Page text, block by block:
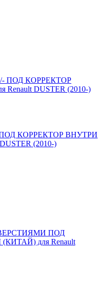
КОРРЕКТОР ВНУТРИ
(2010-)